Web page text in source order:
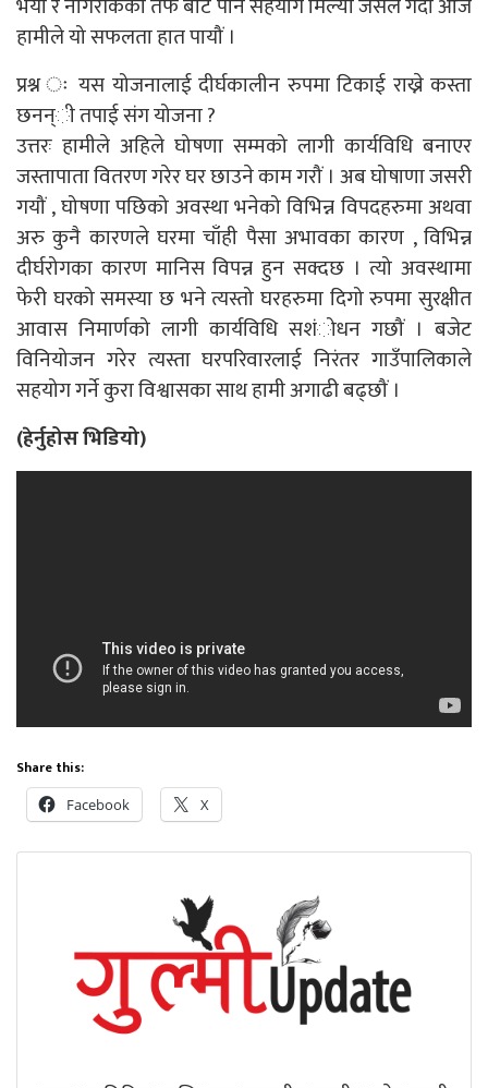
हामीले यो सफलता हात पायौं ।
प्रश्न ः यस योजनालाई दीर्घकालीन रुपमा टिकाई राख्ने कस्ता
छनन्ी तपाई संग योजना ?
उत्तरः हामीले अहिले घोषणा सम्मको लागी कार्यविधि बनाएर
जस्तापाता वितरण गरेर घर छाउने काम गरौं । अब घोषाणा जसरी
गयौं , घोषणा पछिको अवस्था भनेको विभिन्न विपदहरुमा अथवा
अरु कुनै कारणले घरमा चाँही पैसा अभावका कारण , विभिन्न
दीर्घरोगका कारण मानिस विपन्न हुन सक्दछ । त्यो अवस्थामा
फेरी घरको समस्या छ भने त्यस्तो घरहरुमा दिगो रुपमा सुरक्षीत
आवास निमार्णको लागी कार्यविधि सशंोधन गछौं । बजेट
विनियोजन गरेर त्यस्ता घरपरिवारलाई निरंतर गाउँपालिकाले
सहयोग गर्ने कुरा विश्वासका साथ हामी अगाढी बढ्छौं ।
(हेर्नुहोस भिडियो)
Share this:
Facebook X